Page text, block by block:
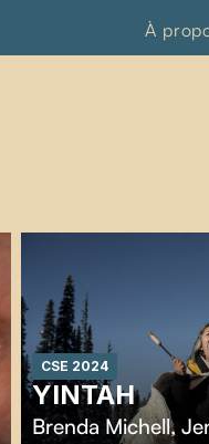
À
CSE 2024
YINTAH
Brenda Michell,